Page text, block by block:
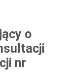
o
nr